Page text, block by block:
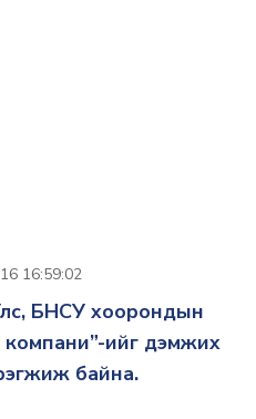
16:59:02
БНСУ хоорондын
компани”-ийг дэмжих
байна.